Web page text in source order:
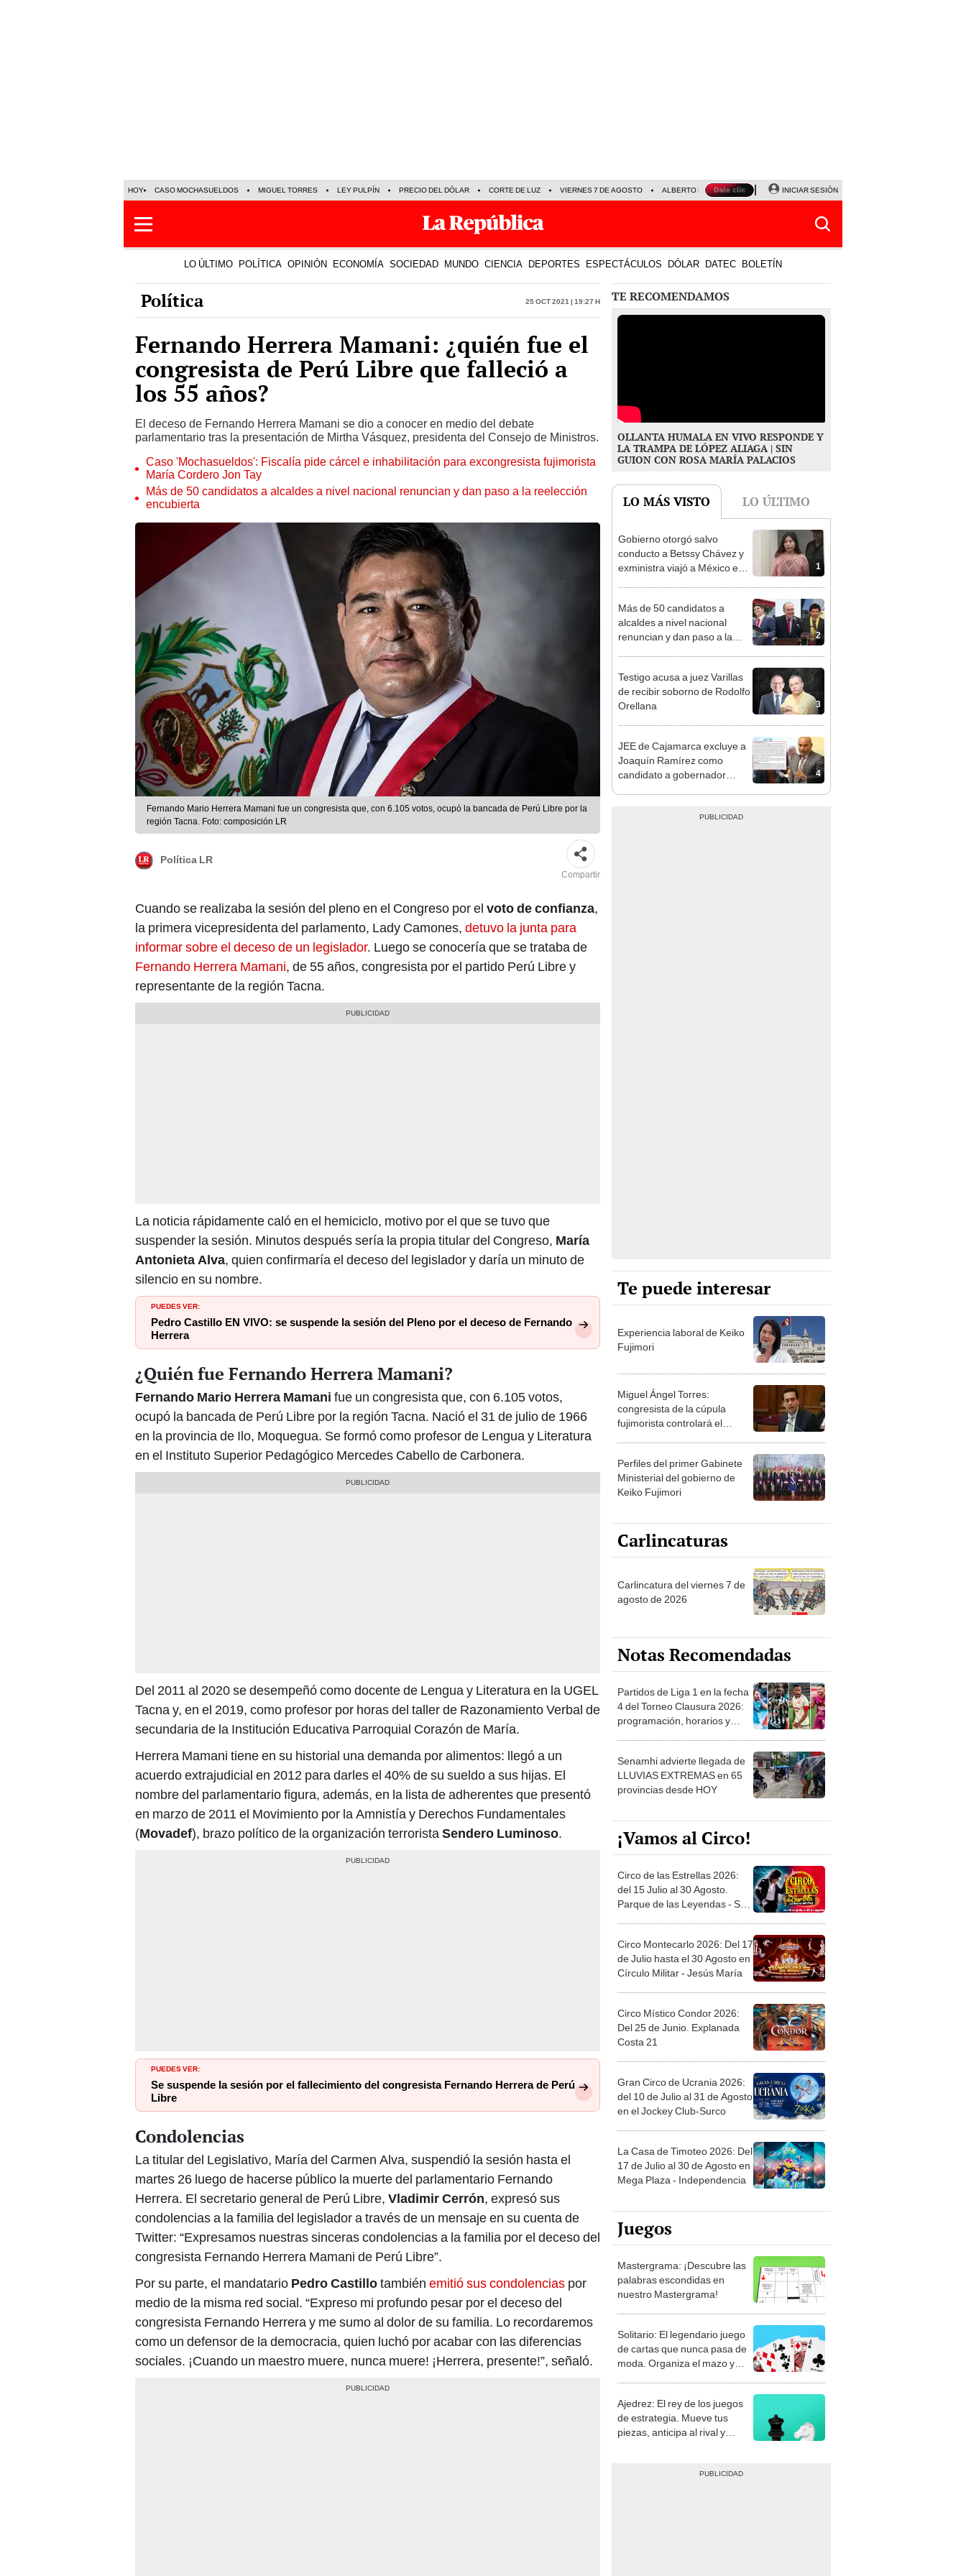
HOY CASO MOCHASUELDOS MIGUEL TORRES LEY PULPÍN PRECIO DEL DÓLAR CORTE DE LUZ VIERNES 7 DE AGOSTO ALBERTO BENAVIDES NALDY SALDAÑA
INICIAR SESIÓN
LO ÚLTIMO POLÍTICA OPINIÓN ECONOMÍA SOCIEDAD MUNDO CIENCIA DEPORTES ESPECTÁCULOS DÓLAR DATEC BOLETÍN
Política 25 Oct 2021 | 19:27 h
Fernando Herrera Mamani: ¿quién fue el
congresista de Perú Libre que falleció a
los 55 años?
El deceso de Fernando Herrera Mamani se dio a conocer en medio del debate
parlamentario tras la presentación de Mirtha Vásquez, presidenta del Consejo de Ministros.
Caso 'Mochasueldos': Fiscalía pide cárcel e inhabilitación para excongresista fujimorista
María Cordero Jon Tay
Más de 50 candidatos a alcaldes a nivel nacional renuncian y dan paso a la reelección
encubierta
Fernando Mario Herrera Mamani fue un congresista que, con 6.105 votos, ocupó la bancada de Perú Libre por la
región Tacna. Foto: composición LR
Política LR
Compartir
Cuando se realizaba la sesión del pleno en el Congreso por el voto de confianza,
la primera vicepresidenta del parlamento, Lady Camones, detuvo la junta para
informar sobre el deceso de un legislador. Luego se conocería que se trataba de
Fernando Herrera Mamani, de 55 años, congresista por el partido Perú Libre y
representante de la región Tacna.
La noticia rápidamente caló en el hemiciclo, motivo por el que se tuvo que
suspender la sesión. Minutos después sería la propia titular del Congreso, María
Antonieta Alva, quien confirmaría el deceso del legislador y daría un minuto de
silencio en su nombre.
PUEDES VER:
Pedro Castillo EN VIVO: se suspende la sesión del Pleno por el deceso de Fernando
Herrera
¿Quién fue Fernando Herrera Mamani?
Fernando Mario Herrera Mamani fue un congresista que, con 6.105 votos,
ocupó la bancada de Perú Libre por la región Tacna. Nació el 31 de julio de 1966
en la provincia de Ilo, Moquegua. Se formó como profesor de Lengua y Literatura
en el Instituto Superior Pedagógico Mercedes Cabello de Carbonera.
Del 2011 al 2020 se desempeñó como docente de Lengua y Literatura en la UGEL
Tacna y, en el 2019, como profesor por horas del taller de Razonamiento Verbal de
secundaria de la Institución Educativa Parroquial Corazón de María.
Herrera Mamani tiene en su historial una demanda por alimentos: llegó a un
acuerdo extrajudicial en 2012 para darles el 40% de su sueldo a sus hijas. El
nombre del parlamentario figura, además, en la lista de adherentes que presentó
en marzo de 2011 el Movimiento por la Amnistía y Derechos Fundamentales
(Movadef), brazo político de la organización terroristaSendero Luminoso.
PUEDES VER:
Se suspende la sesión por el fallecimiento del congresista Fernando Herrera de Perú
Libre
Condolencias
La titular del Legislativo, María del Carmen Alva, suspendió la sesión hasta el
martes 26 luego de hacerse público la muerte del parlamentario Fernando
Herrera. El secretario general de Perú Libre, Vladimir Cerrón, expresó sus
condolencias a la familia del legislador a través de un mensaje en su cuenta de
Twitter: “Expresamos nuestras sinceras condolencias a la familia por el deceso del
congresista Fernando Herrera Mamani de Perú Libre”.
Por su parte, el mandatario Pedro Castillotambién emitió sus condolencias por
medio de la misma red social. “Expreso mi profundo pesar por el deceso del
congresista Fernando Herrera y me sumo al dolor de su familia. Lo recordaremos
como un defensor de la democracia, quien luchó por acabar con las diferencias
sociales. ¡Cuando un maestro muere, nunca muere! ¡Herrera, presente!”, señaló.
TE RECOMENDAMOS
OLLANTA HUMALA EN VIVO RESPONDE Y
LA TRAMPA DE LÓPEZ ALIAGA | SIN
GUION CON ROSA MARÍA PALACIOS
LO MÁS VISTO LO ÚLTIMO
1
Gobierno otorgó salvo
conducto a Betssy Chávez y
exministra viajó a México en
2
Más de 50 candidatos a
alcaldes a nivel nacional
renuncian y dan paso a la
3
Testigo acusa a juez Varillas
de recibir soborno de Rodolfo
Orellana
4
JEE de Cajamarca excluye a
Joaquín Ramírez como
candidato a gobernador
Te puede interesar
Experiencia laboral de Keiko
Fujimori
Miguel Ángel Torres:
congresista de la cúpula
fujimorista controlará el
Perfiles del primer Gabinete
Ministerial del gobierno de
Keiko Fujimori
Carlincaturas
Carlincatura del viernes 7 de
agosto de 2026
Notas Recomendadas
Partidos de Liga 1 en la fecha
4 del Torneo Clausura 2026:
programación, horarios y
Senamhi advierte llegada de
LLUVIAS EXTREMAS en 65
provincias desde HOY
¡Vamos al Circo!
Circo de las Estrellas 2026:
del 15 Julio al 30 Agosto.
Parque de las Leyendas - San
Circo Montecarlo 2026: Del 17
de Julio hasta el 30 Agosto en
Círculo Militar - Jesús María
Circo Místico Condor 2026:
Del 25 de Junio. Explanada
Costa 21
Gran Circo de Ucrania 2026:
del 10 de Julio al 31 de Agosto
en el Jockey Club-Surco
La Casa de Timoteo 2026: Del
17 de Julio al 30 de Agosto en
Mega Plaza - Independencia
Juegos
Mastergrama: ¡Descubre las
palabras escondidas en
nuestro Mastergrama!
Solitario: El legendario juego
de cartas que nunca pasa de
moda. Organiza el mazo y
Ajedrez: El rey de los juegos
de estrategia. Mueve tus
piezas, anticipa al rival y